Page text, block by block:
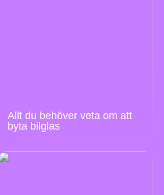
Allt du behöver veta om att
byta bilglas